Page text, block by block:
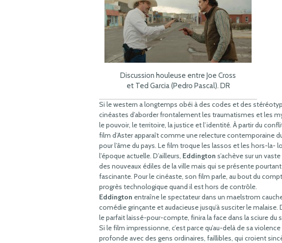
Discussion houleuse entre Joe Cross
et Ted Garcia (Pedro Pascal). DR
Si le western a longtemps obéi à des codes et des
cinéastes d’aborder frontalement les traumatismes et les
le pouvoir, le territoire, la justice et l’identité. À partir du
film d’Aster apparaît comme une relecture contemporaine
pour l’âme du pays. Le film troque les lassos et les hors-la-
l’époque actuelle. D’ailleurs, Eddington s’achève sur un
des nouveaux édiles de la ville mais qui se présente
fascinante. Pour le cinéaste, son film parle, au bout du
progrès technologique quand il est hors de contrôle.
Eddington entraîne le spectateur dans un maelstrom
comédie grinçante et audacieuse jusqu’à susciter le malaise.
le parfait laissé-pour-compte, finira la face dans la sciure du
Si le film impressionne, c’est parce qu’au-delà de sa
profonde avec des gens ordinaires, faillibles, qui croient